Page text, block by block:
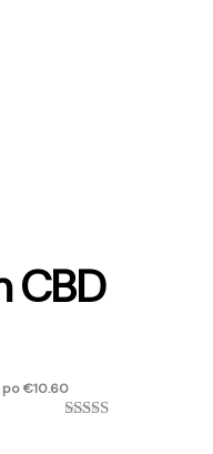
CBD
po€10.60